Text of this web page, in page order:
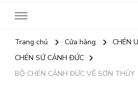
Trang chủ Cửa hàng
CHÉN
CHÉN SỨ CẢNH ĐỨC
BỘ CHÉN CẢNH ĐỨC VẼ SƠN THỦY